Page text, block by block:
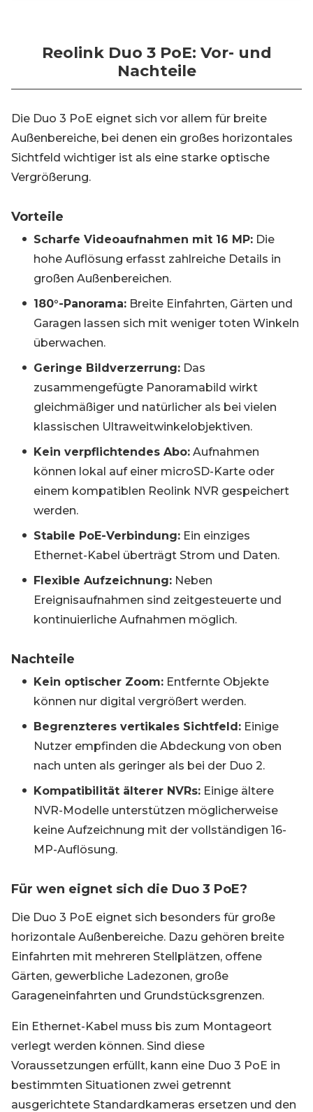
Reolink Duo 3 PoE: Vor- und
Nachteile
Die Duo 3 PoE eignet sich vor allem für breite
Außenbereiche, bei denen ein großes horizontales
Sichtfeld wichtiger ist als eine starke optische
Vergrößerung.
Vorteile
Scharfe Videoaufnahmen mit 16 MP: Die
hohe Auflösung erfasst zahlreiche Details in
großen Außenbereichen.
180°-Panorama: Breite Einfahrten, Gärten und
Garagen lassen sich mit weniger toten Winkeln
überwachen.
Geringe Bildverzerrung: Das
zusammengefügte Panoramabild wirkt
gleichmäßiger und natürlicher als bei vielen
klassischen Ultraweitwinkelobjektiven.
Kein verpflichtendes Abo: Aufnahmen
können lokal auf einer microSD-Karte oder
einem kompatiblen Reolink NVR gespeichert
werden.
Stabile PoE-Verbindung: Ein einziges
Ethernet-Kabel überträgt Strom und Daten.
Flexible Aufzeichnung: Neben
Ereignisaufnahmen sind zeitgesteuerte und
kontinuierliche Aufnahmen möglich.
Nachteile
Kein optischer Zoom: Entfernte Objekte
können nur digital vergrößert werden.
Begrenzteres vertikales Sichtfeld: Einige
Nutzer empfinden die Abdeckung von oben
nach unten als geringer als bei der Duo 2.
Kompatibilität älterer NVRs: Einige ältere
NVR-Modelle unterstützen möglicherweise
keine Aufzeichnung mit der vollständigen 16-
MP-Auflösung.
Für wen eignet sich die Duo 3 PoE?
Die Duo 3 PoE eignet sich besonders für große
horizontale Außenbereiche. Dazu gehören breite
Einfahrten mit mehreren Stellplätzen, offene
Gärten, gewerbliche Ladezonen, große
Garageneinfahrten und Grundstücksgrenzen.
Ein Ethernet-Kabel muss bis zum Montageort
verlegt werden können. Sind diese
Voraussetzungen erfüllt, kann eine Duo 3 PoE in
bestimmten Situationen zwei getrennt
ausgerichtete Standardkameras ersetzen und den